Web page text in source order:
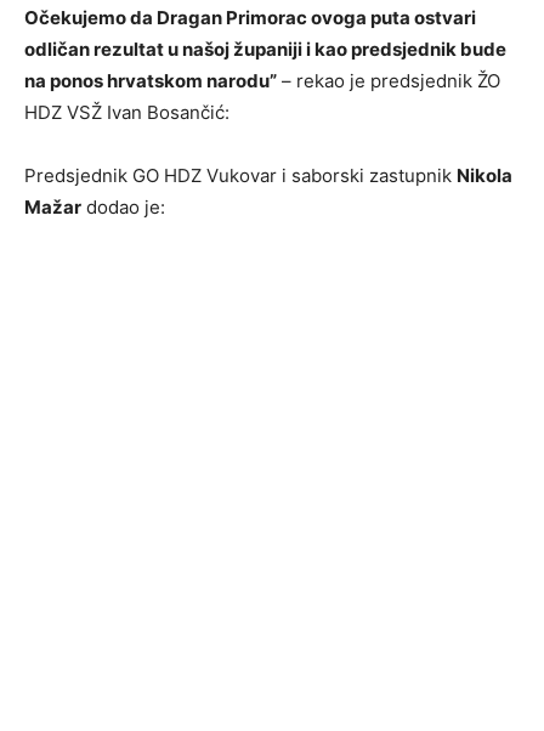
Očekujemo da Dragan Primorac ovoga puta ostvari
odličan rezultat u našoj županiji i kao predsjednik bude
na ponos hrvatskom narodu” – rekao je predsjednik ŽO
HDZ VSŽ Ivan Bosančić:
Predsjednik GO HDZ Vukovar i saborski zastupnik Nikola
Mažar dodao je: